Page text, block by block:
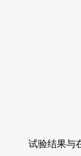
试验结果与在